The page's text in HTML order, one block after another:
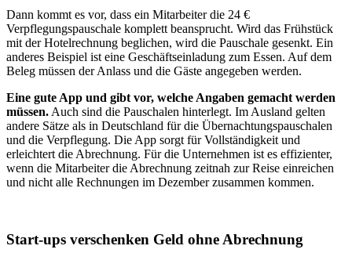
Dann kommt es vor, dass ein Mitarbeiter die 24 €
Verpflegungspauschale komplett beansprucht. Wird das Frühstück
mit der Hotelrechnung beglichen, wird die Pauschale gesenkt. Ein
anderes Beispiel ist eine Geschäftseinladung zum Essen. Auf dem
Beleg müssen der Anlass und die Gäste angegeben werden.
Eine gute App und gibt vor, welche Angaben gemacht werden
müssen. Auch sind die Pauschalen hinterlegt. Im Ausland gelten
andere Sätze als in Deutschland für die Übernachtungspauschalen
und die Verpflegung. Die App sorgt für Vollständigkeit und
erleichtert die Abrechnung. Für die Unternehmen ist es effizienter,
wenn die Mitarbeiter die Abrechnung zeitnah zur Reise einreichen
und nicht alle Rechnungen im Dezember zusammen kommen.
Start-ups verschenken Geld ohne Abrechnung